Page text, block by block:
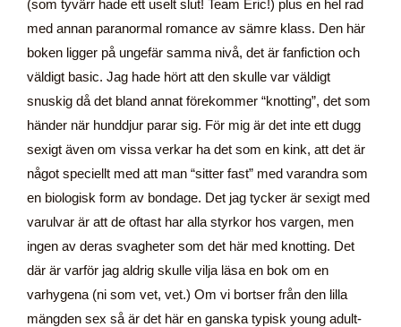
(som tyvärr hade ett uselt slut! Team Eric!) plus en hel rad
med annan paranormal romance av sämre klass. Den här
boken ligger på ungefär samma nivå, det är fanfiction och
väldigt basic. Jag hade hört att den skulle var väldigt
snuskig då det bland annat förekommer “knotting”, det som
händer när hunddjur parar sig. För mig är det inte ett dugg
sexigt även om vissa verkar ha det som en kink, att det är
något speciellt med att man “sitter fast” med varandra som
en biologisk form av bondage. Det jag tycker är sexigt med
varulvar är att de oftast har alla styrkor hos vargen, men
ingen av deras svagheter som det här med knotting. Det
där är varför jag aldrig skulle vilja läsa en bok om en
varhygena (ni som vet, vet.) Om vi bortser från den lilla
mängden sex så är det här en ganska typisk young adult-